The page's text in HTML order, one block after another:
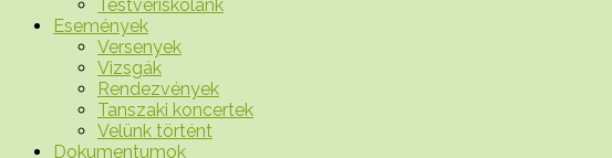
Testvériskolánk
Események
Versenyek
Vizsgák
Rendezvények
Tanszaki koncertek
Velünk történt
Dokumentumok